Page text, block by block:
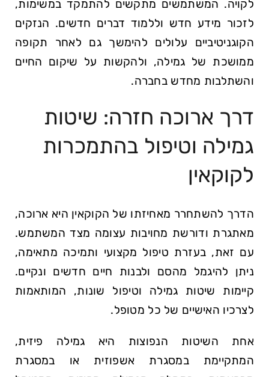
לקויה. המשתמשים מתקשים להתמקד במשימות,
לזכור מידע חדש וללמוד דברים חדשים. הנזקים
הקוגניטיביים עלולים להימשך גם לאחר תקופה
ממושכת של גמילה, ולהקשות על שיקום החיים
והשתלבות מחדש בחברה.
דרך ארוכה חזרה: שיטות
גמילה וטיפול בהתמכרות
לקוקאין
הדרך להשתחרר מאחיזתו של הקוקאין היא ארוכה,
מאתגרת ודורשת מחויבות עצומה מצד המשתמש.
עם זאת, בעזרת טיפול מקצועי ותמיכה מתאימה,
ניתן להיגמל מהסם ולבנות חיים חדשים ונקיים.
קיימות שיטות גמילה וטיפול שונות, המותאמות
לצרכיו האישיים של כל מטופל.
אחת השיטות הנפוצות היא גמילה פיזית,
המתקיימת במסגרת אשפוזית או במסגרת